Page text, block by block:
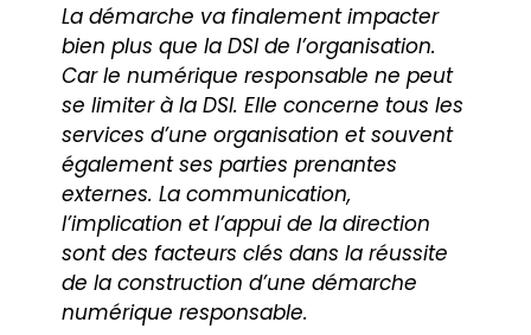
La démarche va finalement impacter
bien plus que la DSI de l’organisation.
Car le numérique responsable ne peut
se limiter à la DSI. Elle concerne tous les
services d’une organisation et souvent
également ses parties prenantes
externes. La communication,
l’implication et l’appui de la direction
sont des facteurs clés dans la réussite
de la construction d’une démarche
numérique responsable.